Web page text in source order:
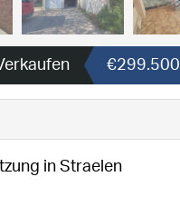
€299.500
in Straelen